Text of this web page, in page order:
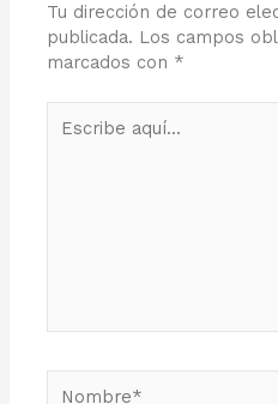
Tu dirección de correo
publicada. Los campos
marcados con *
aquí...